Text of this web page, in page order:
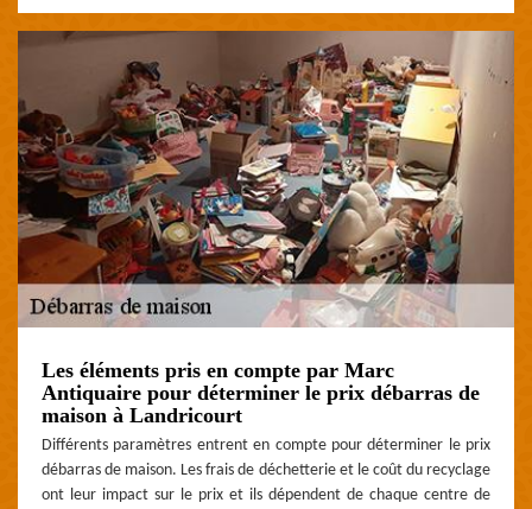
Les éléments pris en compte par Marc
Antiquaire pour déterminer le prix débarras de
maison à Landricourt
Différents paramètres entrent en compte pour déterminer le prix
débarras de maison. Les frais de déchetterie et le coût du recyclage
ont leur impact sur le prix et ils dépendent de chaque centre de